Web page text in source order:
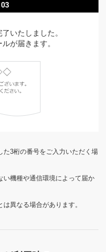
いたしました。
が届きます。
た3桁の番号をご入力いただく場
い機種や通信環境によって届か
異なる場合があります。